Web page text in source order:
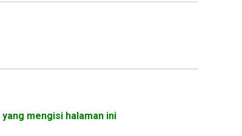
mengisi halaman ini